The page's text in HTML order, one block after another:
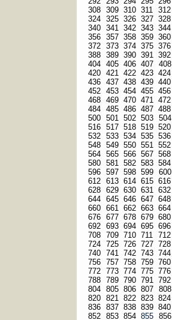
308 309 310 311 312
324 325 326 327 328
340 341 342 343 344
356 357 358 359 360
372 373 374 375 376
388 389 390 391 392
404 405 406 407 408
420 421 422 423 424
436 437 438 439 440
452 453 454 455 456
468 469 470 471 472
484 485 486 487 488
500 501 502 503 504
516 517 518 519 520
532 533 534 535 536
548 549 550 551 552
564 565 566 567 568
580 581 582 583 584
596 597 598 599 600
612 613 614 615 616
628 629 630 631 632
644 645 646 647 648
660 661 662 663 664
676 677 678 679 680
692 693 694 695 696
708 709 710 711 712
724 725 726 727 728
740 741 742 743 744
756 757 758 759 760
772 773 774 775 776
788 789 790 791 792
804 805 806 807 808
820 821 822 823 824
836 837 838 839 840
852 853 854 855 856